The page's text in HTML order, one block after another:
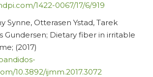
1422-0067/17/6/919
Synne, Otterasen Ystad, Tarek
Gundersen; Dietary fiber in irritable
(2017)
10.3892/ijmm.2017.3072